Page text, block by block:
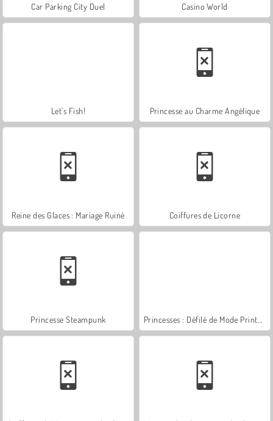
Car Parking City Duel Casino World
Let's Fish! Princesse au Charme Angélique
Reine des Glaces : Mariage Ruiné Coiffures de Licorne
Princesse Steampunk